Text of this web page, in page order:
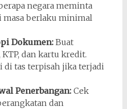
negara meminta
berlaku minimal
Dokumen:Buat
dan kartu kredit.
di tas terpisah jika terjadi
Penerbangan:Cek
dan